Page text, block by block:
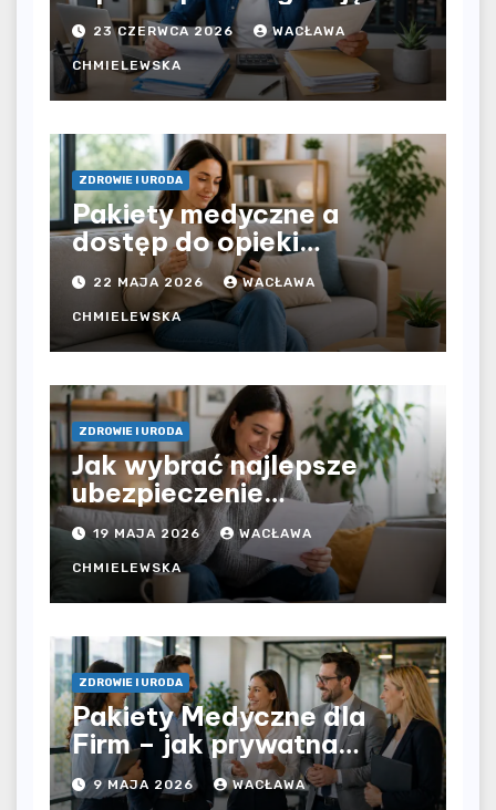
bezpośrednio u
pracodawcy – jak
rozliczyć oba źródła
dochodu?
23 CZERWCA 2026 WACŁAWA
CHMIELEWSKA
ZDROWIE I URODA
Pakiety medyczne a
dostęp do opieki
zdrowotnej bez
ograniczeń czasowych –
czy prywatna opieka daje
większą swobodę?
22 MAJA 2026 WACŁAWA
CHMIELEWSKA
ZDROWIE I URODA
Jak wybrać najlepsze
ubezpieczenie
komunikacyjne i uniknąć
kosztownych błędów?
19 MAJA 2026 WACŁAWA
CHMIELEWSKA
ZDROWIE I URODA
Pakiety Medyczne dla
Firm – jak prywatna
opieka zdrowotna
wpływa na jakość
9 MAJA 2026 WACŁAWA